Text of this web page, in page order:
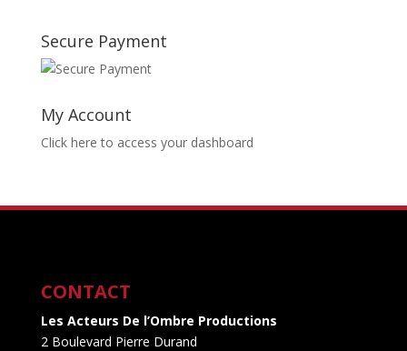
Secure Payment
My Account
Click here to access your dashboard
CONTACT
Les Acteurs De l’Ombre Productions
2 Boulevard Pierre Durand